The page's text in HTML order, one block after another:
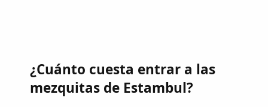
¿Cuánto cuesta entrar a las
mezquitas de Estambul?